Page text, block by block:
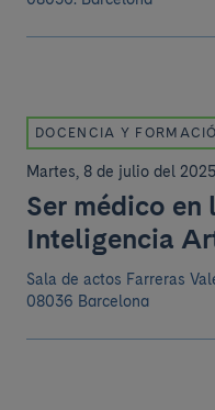
DOCENCIA Y
Martes, 8 de julio del 2025
Ser médico en
Inteligencia
Sala de actos Farreras
08036 Barcelona